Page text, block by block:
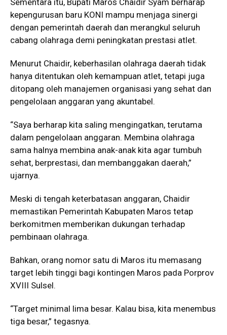
Sementara itu, Bupati Maros Chaidir Syam berharap
kepengurusan baru KONI mampu menjaga sinergi
dengan pemerintah daerah dan merangkul seluruh
cabang olahraga demi peningkatan prestasi atlet.
Menurut Chaidir, keberhasilan olahraga daerah tidak
hanya ditentukan oleh kemampuan atlet, tetapi juga
ditopang oleh manajemen organisasi yang sehat dan
pengelolaan anggaran yang akuntabel.
“Saya berharap kita saling mengingatkan, terutama
dalam pengelolaan anggaran. Membina olahraga
sama halnya membina anak-anak kita agar tumbuh
sehat, berprestasi, dan membanggakan daerah,”
ujarnya.
Meski di tengah keterbatasan anggaran, Chaidir
memastikan Pemerintah Kabupaten Maros tetap
berkomitmen memberikan dukungan terhadap
pembinaan olahraga.
Bahkan, orang nomor satu di Maros itu memasang
target lebih tinggi bagi kontingen Maros pada Porprov
XVIII Sulsel.
“Target minimal lima besar. Kalau bisa, kita menembus
tiga besar,” tegasnya.